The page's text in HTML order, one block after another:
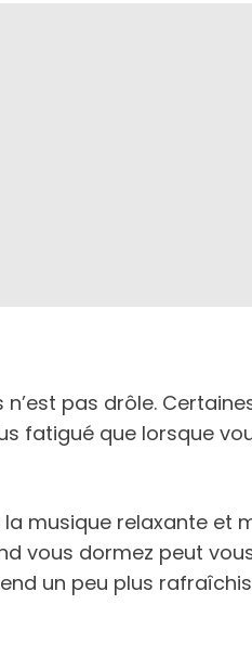
pas drôle.
fatigué que lorsque
musique relaxante et
vous dormez peut
un peu plus